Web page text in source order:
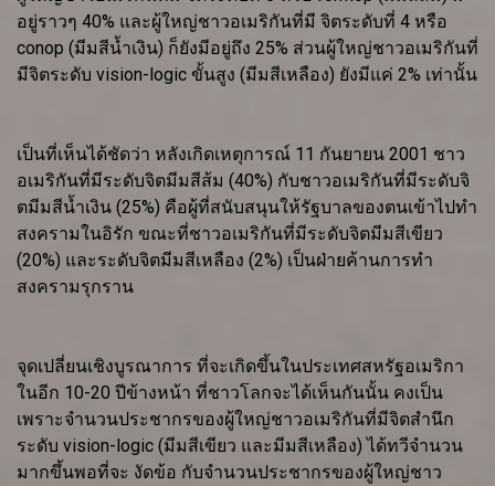
อยู่ราวๆ 40% และผู้ใหญ่ชาวอเมริกันที่มี จิตระดับที่ 4 หรือ
conop (มีมสีน้ำเงิน) ก็ยังมีอยู่ถึง 25% ส่วนผู้ใหญ่ชาวอเมริกันที่
มีจิตระดับ vision-logic ขั้นสูง (มีมสีเหลือง) ยังมีแค่ 2% เท่านั้น
เป็นที่เห็นได้ชัดว่า หลังเกิดเหตุการณ์ 11 กันยายน 2001 ชาว
อเมริกันที่มีระดับจิตมีมสีส้ม (40%) กับชาวอเมริกันที่มีระดับจิ
ตมีมสีน้ำเงิน (25%) คือผู้ที่สนับสนุนให้รัฐบาลของตนเข้าไปทำ
สงครามในอิรัก ขณะที่ชาวอเมริกันที่มีระดับจิตมีมสีเขียว
(20%) และระดับจิตมีมสีเหลือง (2%) เป็นฝ่ายค้านการทำ
สงครามรุกราน
จุดเปลี่ยนเชิงบูรณาการ ที่จะเกิดขึ้นในประเทศสหรัฐอเมริกา
ในอีก 10-20 ปีข้างหน้า ที่ชาวโลกจะได้เห็นกันนั้น คงเป็น
เพราะจำนวนประชากรของผู้ใหญ่ชาวอเมริกันที่มีจิตสำนึก
ระดับ vision-logic (มีมสีเขียว และมีมสีเหลือง) ได้ทวีจำนวน
มากขึ้นพอที่จะ งัดข้อ กับจำนวนประชากรของผู้ใหญ่ชาว